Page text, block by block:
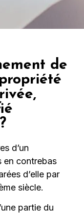
de
d’un
en contrebas
d’elle par
siècle.
partie du